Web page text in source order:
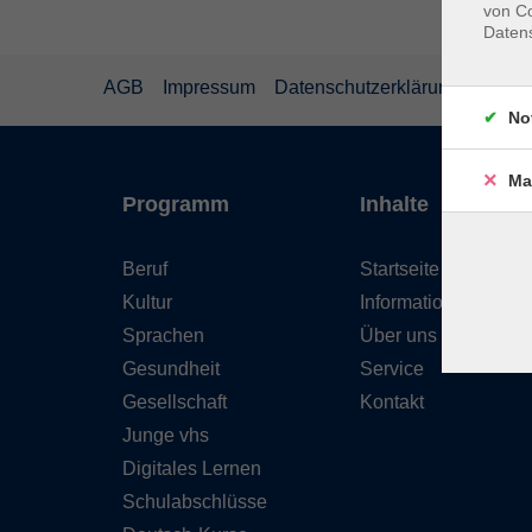
AGB Impressum Datenschutzerklärung
Programm
Beruf
Kultur
Sprachen
Gesundheit
Gesellschaft
Junge vhs
Digitales Lernen
Schulabschlüsse
Inhalte
Startseite
Informationen
Über uns
Service
Kontakt
von